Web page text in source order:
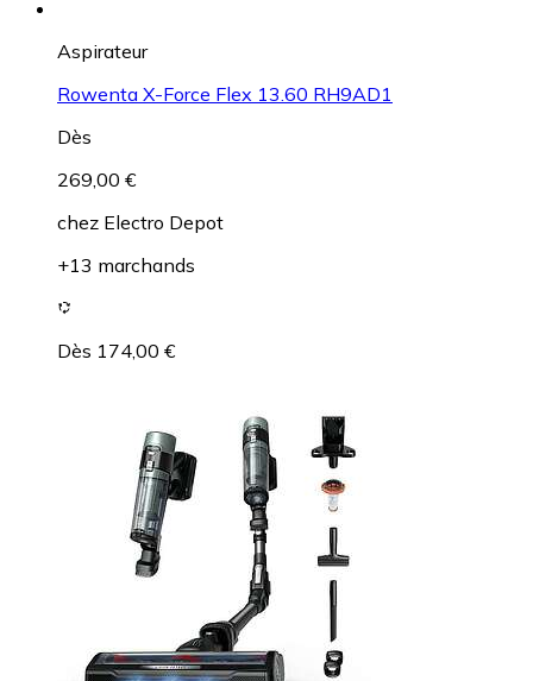
Aspirateur
Rowenta X-Force Flex 13.60 RH9AD1
Dès
269,00 €
chez Electro Depot
+13 marchands
Dès 174,00 €